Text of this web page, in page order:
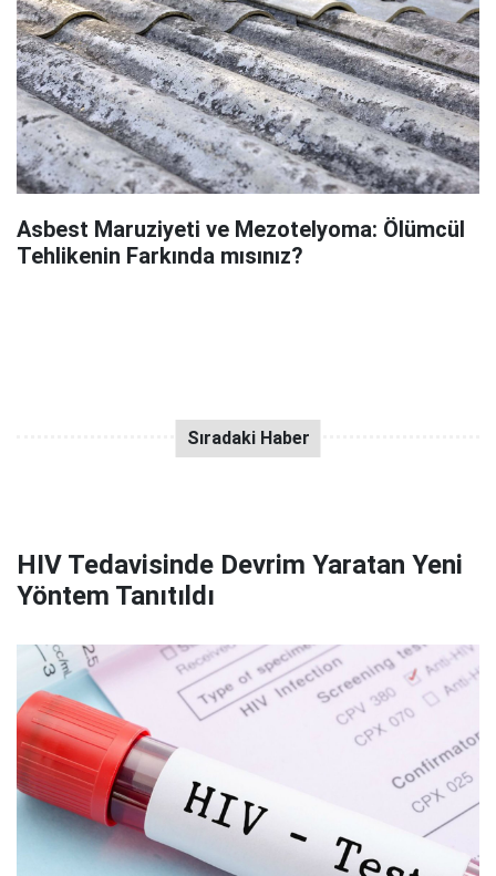
Asbest Maruziyeti ve Mezotelyoma: Ölümcül
Tehlikenin Farkında mısınız?
HIV Tedavisinde Devrim Yaratan Yeni
Yöntem Tanıtıldı